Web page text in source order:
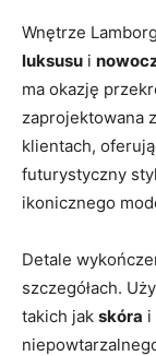
Wnętrze
luksusu i
ma okazję
zaprojektowana
klientach,
futurystyczny
ikonicznego
Detale
szczegółach.
takich jak skóra i